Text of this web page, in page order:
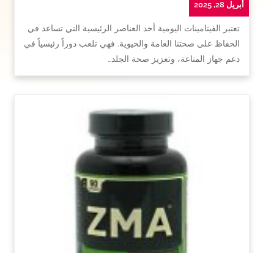
أبريل 28, 2025
تعتبر الفيتامينات اليومية أحد العناصر الرئيسية التي تساعد في
الحفاظ على صحتنا العامة والحيوية. فهي تلعب دوراً رئيسياً في
دعم جهاز المناعة، وتعزيز صحة الجلد…